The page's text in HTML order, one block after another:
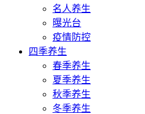
名人养生
曝光台
疫情防控
四季养生
春季养生
夏季养生
秋季养生
冬季养生